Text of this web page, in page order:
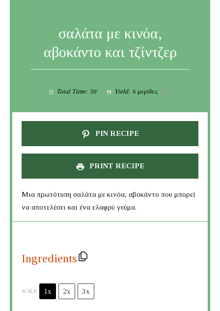
σαλάτα με κινόα,
αβοκάντο και τζίντζερ
Total Time: 30' Yield: 6 μερίδες 1 x
PIN RECIPE
PRINT RECIPE
Μια πρωτότυπη σαλάτα με κινόα, αβοκάντο που μπορεί
να αποτελέσει και ένα ελαφρύ γεύμα.
Ingredients
SCALE 1x 2x 3x